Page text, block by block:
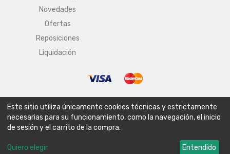
Novedades
Ofertas
Reposiciones
Liquidación
Aviso legal Condiciones generales de venta
Política de envío
Política de privacidad
Política de cookies
Este sitio utiliza únicamente cookies técnicas y estrictamente
necesarias para su funcionamiento, como la navegación, el inicio
de sesión y el carrito de la compra.
Quiero elegir Entendido